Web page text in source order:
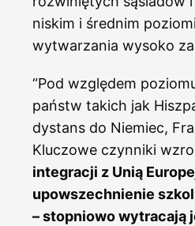
niskim i średnim
wytwarzania wysoko
“Pod względem
państw takich jak
dystans do Niemiec,
Kluczowe czynniki
integracji z Unią
upowszechnienie
– stopniowo wytracają